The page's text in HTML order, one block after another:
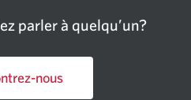
centre
parler à quelqu’un?
nous